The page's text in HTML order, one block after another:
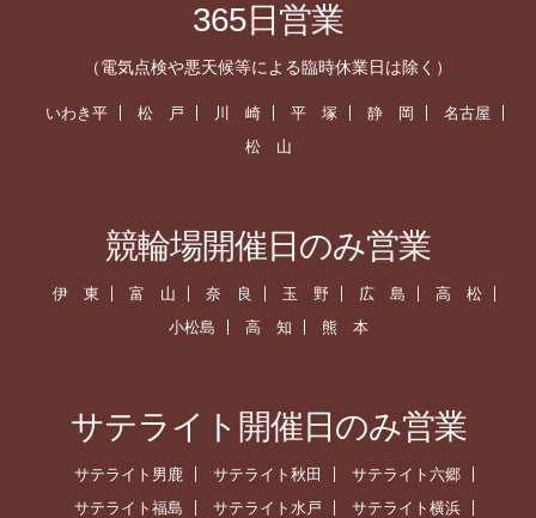
365日営業
（電気点検や悪天候等による臨時休業日は除く）
いわき平 松 戸 川 崎 平 塚 静 岡
名古屋
松 山
競輪場開催日のみ営業
伊 東 富 山 奈 良 玉 野 広 島
高 松
小松島
高 知 熊 本
サテライト開催日のみ営業
サテライト男鹿 サテライト秋田
サテライト六郷
サテライト福島
サテライト水戸 サテライト横浜